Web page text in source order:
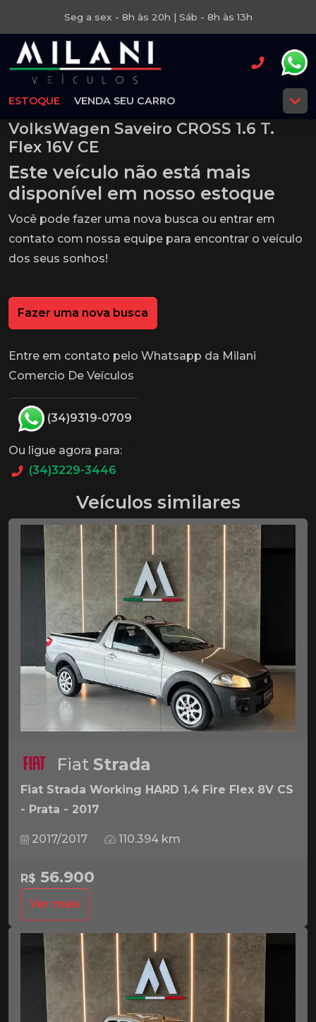
Seg a sex - 8h às 20h | Sáb - 8h às 13h
ESTOQUE VENDA SEU CARRO
VolksWagen Saveiro CROSS 1.6 T.
Flex 16V CE
Este veículo não está mais
disponível em nosso estoque
Você pode fazer uma nova busca ou entrar em
contato com nossa equipe para encontrar o veículo
dos seus sonhos!
Fazer uma nova busca
Entre em contato pelo Whatsapp da Milani
Comercio De Veículos
(34)9319-0709
Ou ligue agora para:
(34)3229-3446
Veículos similares
Fiat Strada
Fiat Strada Working HARD 1.4 Fire Flex 8V CS
- Prata - 2017
2017/2017 110.394 km
R$ 56.900
Ver mais